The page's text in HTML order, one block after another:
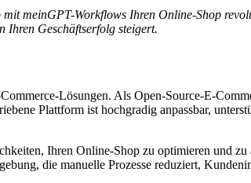
meinGPT-Workflows Ihren Online-Shop
Ihren Geschäftserfolg steigert.
Lösungen. Als Open-Source-E-
Plattform ist hochgradig anpassbar,
Ihren Online-Shop zu optimieren und
die manuelle Prozesse reduziert,